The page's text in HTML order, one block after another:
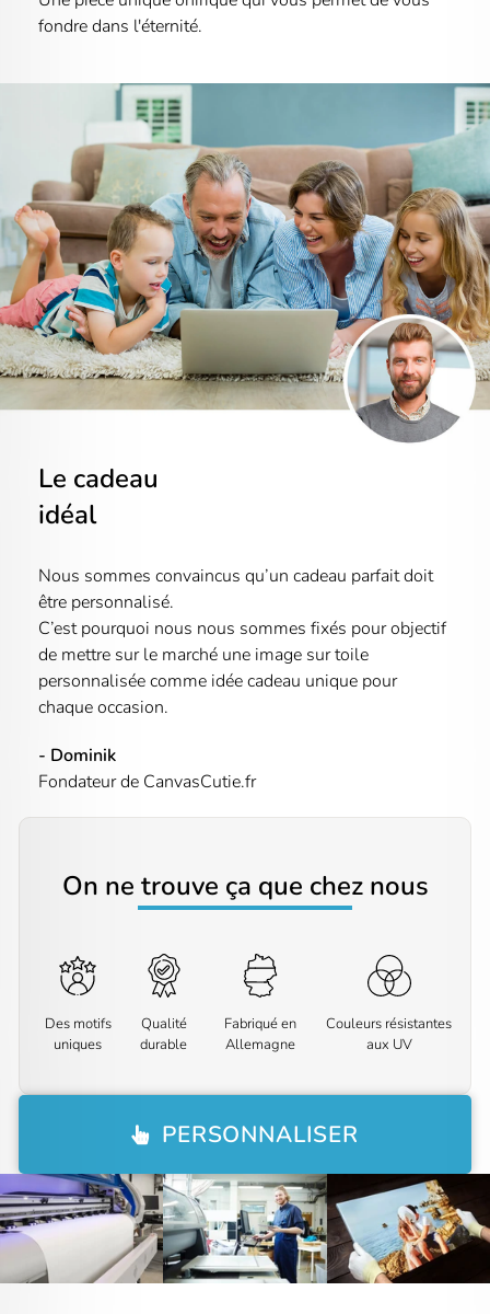
fondre dans l'éternité.
Le cadeau
idéal
Nous sommes convaincus qu’un cadeau parfait doit
être personnalisé.
C’est pourquoi nous nous sommes fixés pour objectif
de mettre sur le marché une image sur toile
personnalisée comme idée cadeau unique pour
chaque occasion.
- Dominik
Fondateur de CanvasCutie.fr
On ne trouve ça que chez nous
Des motifs
uniques
Qualité
durable
Fabriqué en
Allemagne
Couleurs résistantes
aux UV
PERSONNALISER